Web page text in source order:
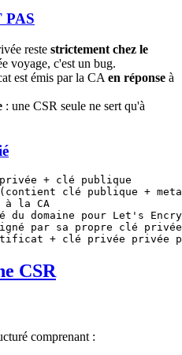
PAS
reste strictement chez le
voyage, c'est un bug.
est émis par la CA en réponse à
: une CSR seule ne sert qu'à
+ clé publique
(contient clé publique +
à la CA
domaine pour Let's
par sa propre clé privée
CSR
comprenant :